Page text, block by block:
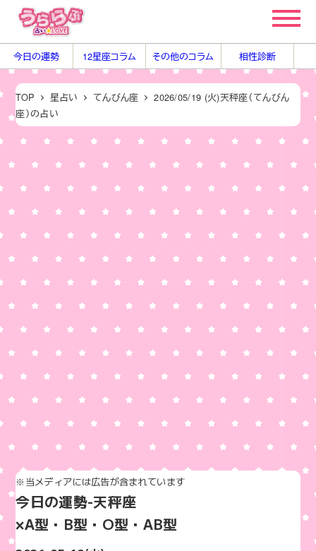
ン
コ
ン
ツ
へ
移
動
今日の運勢 12星座コラム その他のコラム 相性診断
TOP 星占い てんびん座
2026/05/19 (火)天秤座（てんびん
座）の占い
※当メディアには広告が含まれています
今日の運勢-天秤座
×A型・B型・O型・AB型